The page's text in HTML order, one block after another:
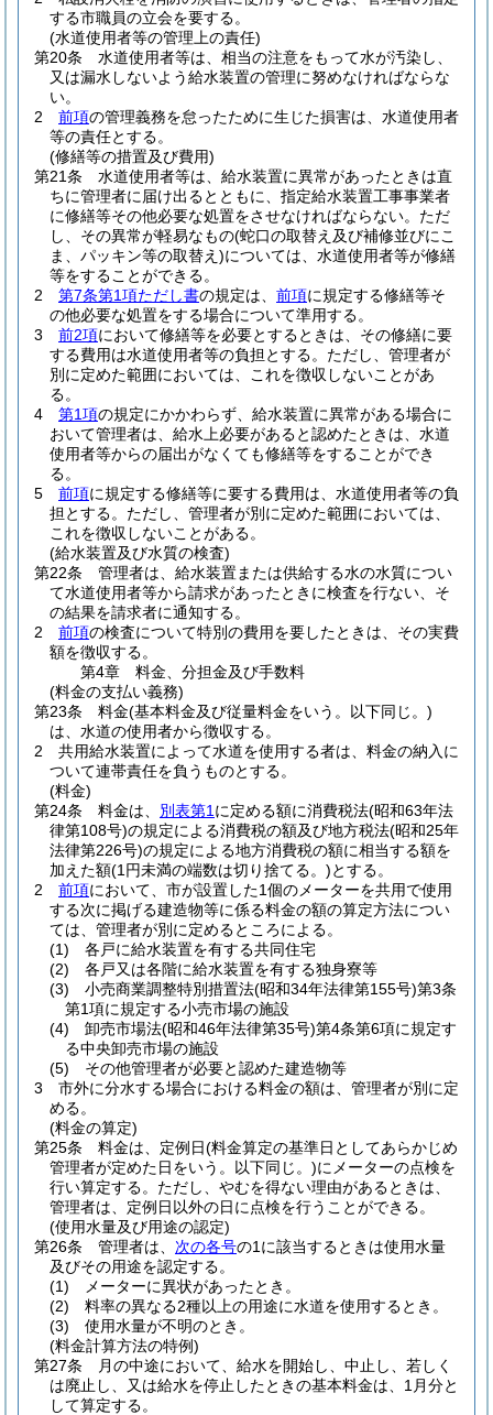
する市職員の立会を要する。
(水道使用者等の管理上の責任)
第20条
水道使用者等は、相当の注意をもって水が汚染し、
又は漏水しないよう給水装置の管理に努めなければならな
い。
2
前項の管理義務を怠ったために生じた損害は、水道使用者
等の責任とする。
(修繕等の措置及び費用)
第21条
水道使用者等は、給水装置に異常があったときは直
ちに管理者に届け出るとともに、指定給水装置工事事業者
に修繕等その他必要な処置をさせなければならない。 ただ
し、その異常が軽易なもの(蛇口の取替え及び補修並びにこ
ま、パッキン等の取替え)については、水道使用者等が修繕
等をすることができる。
2
第7条第1項ただし書の規定は、 前項に規定する修繕等そ
の他必要な処置をする場合について準用する。
3
前2項において修繕等を必要とするときは、その修繕に要
する費用は水道使用者等の負担とする。 ただし、管理者が
別に定めた範囲においては、これを徴収しないことがあ
る。
4
第1項の規定にかかわらず、給水装置に異常がある場合に
おいて管理者は、給水上必要があると認めたときは、水道
使用者等からの届出がなくても修繕等をすることができ
る。
5
前項に規定する修繕等に要する費用は、水道使用者等の負
担とする。 ただし、管理者が別に定めた範囲においては、
これを徴収しないことがある。
(給水装置及び水質の検査)
第22条
管理者は、給水装置または供給する水の水質につい
て水道使用者等から請求があったときに検査を行ない、そ
の結果を請求者に通知する。
2
前項の検査について特別の費用を要したときは、その実費
額を徴収する。
第4章
料金、分担金及び手数料
(料金の支払い義務)
第23条
料金(基本料金及び従量料金をいう。以下同じ。)
は、水道の使用者から徴収する。
2
共用給水装置によって水道を使用する者は、料金の納入に
ついて連帯責任を負うものとする。
(料金)
第24条
料金は、 別表第1 に定める額に消費税法(昭和63年法
律第108号)の規定による消費税の額及び地方税法(昭和25年
法律第226号)の規定による地方消費税の額に相当する額を
加えた額(1円未満の端数は切り捨てる。)とする。
2
前項において、市が設置した1個のメーターを共用で使用
する次に掲げる建造物等に係る料金の額の算定方法につい
ては、管理者が別に定めるところによる。
(1)
各戸に給水装置を有する共同住宅
(2)
各戸又は各階に給水装置を有する独身寮等
(3)
小売商業調整特別措置法(昭和34年法律第155号)第3条
第1項に規定する小売市場の施設
(4)
卸売市場法(昭和46年法律第35号)第4条第6項に規定す
る中央卸売市場の施設
(5)
その他管理者が必要と認めた建造物等
3
市外に分水する場合における料金の額は、管理者が別に定
める。
(料金の算定)
第25条
料金は、定例日(料金算定の基準日としてあらかじめ
管理者が定めた日をいう。以下同じ。)にメーターの点検を
行い算定する。 ただし、やむを得ない理由があるときは、
管理者は、定例日以外の日に点検を行うことができる。
(使用水量及び用途の認定)
第26条
管理者は、 次の各号の1に該当するときは使用水量
及びその用途を認定する。
(1)
メーターに異状があったとき。
(2)
料率の異なる2種以上の用途に水道を使用するとき。
(3)
使用水量が不明のとき。
(料金計算方法の特例)
第27条
月の中途において、給水を開始し、中止し、若しく
は廃止し、又は給水を停止したときの基本料金は、1月分と
して算定する。